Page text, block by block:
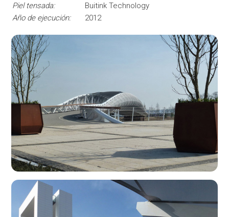
Piel tensada:
Buitink Technology
Año de ejecución:
2012